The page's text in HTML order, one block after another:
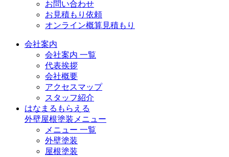
お問い合わせ
お見積もり依頼
オンライン概算見積もり
会社案内
会社案内 一覧
代表挨拶
会社概要
アクセスマップ
スタッフ紹介
はなまるもらえる
外壁屋根塗装メニュー
メニュー 一覧
外壁塗装
屋根塗装